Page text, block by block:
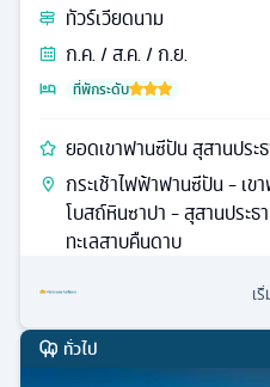
ทัวร์เวียดนาม
ก.ค. / ส.ค. / ก.ย.
ที่พักระดับ
ยอดเขาฟานซีปัน สุสานประ
กระเช้าไฟฟ้าฟานซีปัน - เ
โบสถ์หินซาปา - สุสานประ
ทะเลสาบคืนดาบ
เ
ทั่วไป